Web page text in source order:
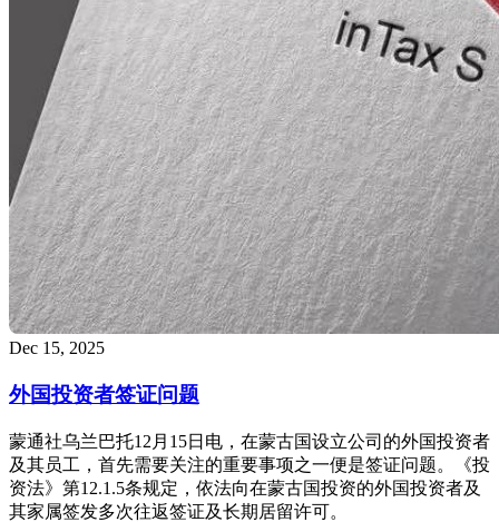
Dec 15, 2025
外国投资者签证问题
蒙通社乌兰巴托12月15日电，在蒙古国设立公司的外国投资者
及其员工，首先需要关注的重要事项之一便是签证问题。《投
资法》第12.1.5条规定，依法向在蒙古国投资的外国投资者及
其家属签发多次往返签证及长期居留许可。